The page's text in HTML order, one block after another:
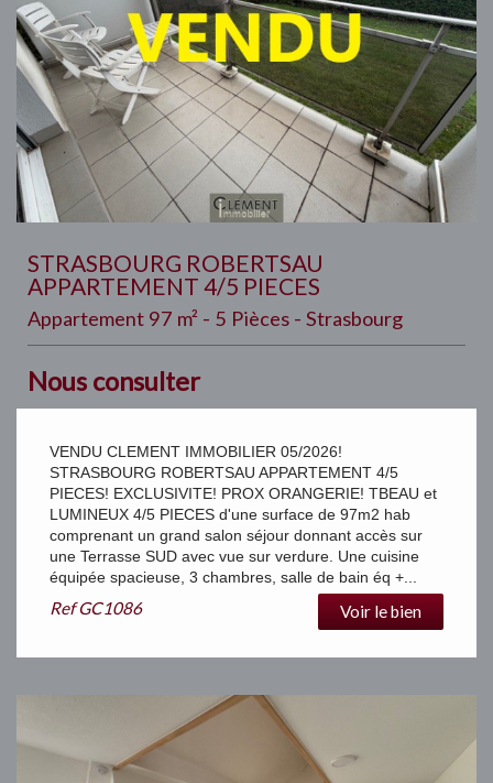
STRASBOURG ROBERTSAU
APPARTEMENT 4/5 PIECES
Appartement 97 m² - 5 Pièces - Strasbourg
Nous consulter
VENDU CLEMENT IMMOBILIER 05/2026!
STRASBOURG ROBERTSAU APPARTEMENT 4/5
PIECES! EXCLUSIVITE! PROX ORANGERIE! TBEAU et
LUMINEUX 4/5 PIECES d'une surface de 97m2 hab
comprenant un grand salon séjour donnant accès sur
une Terrasse SUD avec vue sur verdure. Une cuisine
équipée spacieuse, 3 chambres, salle de bain éq +...
RefGC1086 Voir le bien